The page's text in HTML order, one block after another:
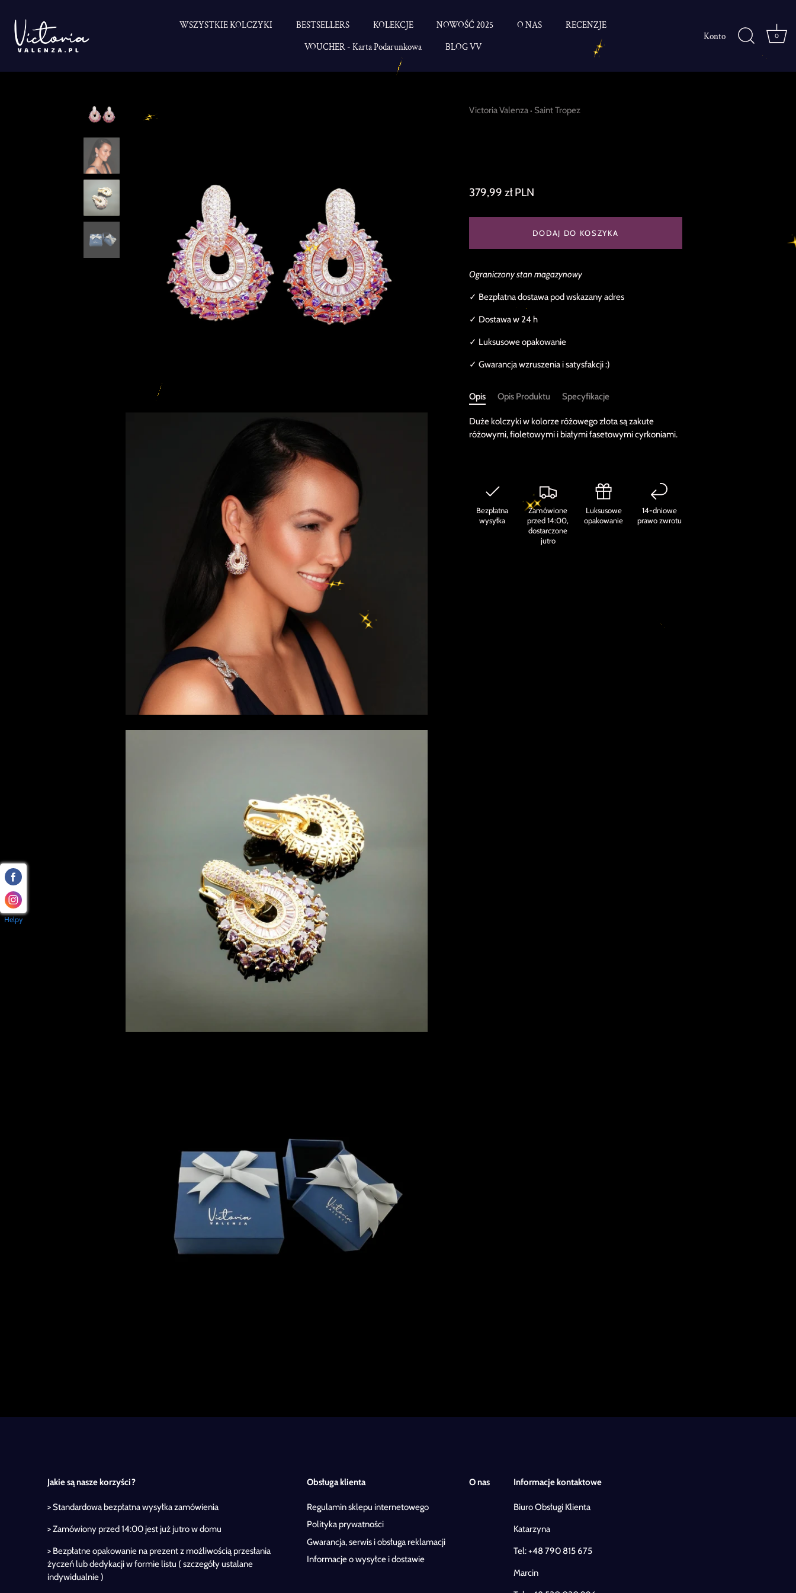
WSZYSTKIE KOLCZYKI BESTSELLERS KOLEKCJE NOWOŚĆ 2025 O NAS
RECENZJE
VOUCHER - Karta Podarunkowa
BLOG VV
Konto 0
Victoria Valenza • Saint Tropez
379,99 zł PLN
DODAJ DO KOSZYKA
Ograniczony stan magazynowy
✓ Bezpłatna dostawa pod wskazany adres
✓ Dostawa w 24 h
✓ Luksusowe opakowanie
✓ Gwarancja wzruszenia i satysfakcji :)
Opis Opis Produktu Specyfikacje
Duże kolczyki w kolorze różowego złota są zakute
różowymi, fioletowymi i białymi fasetowymi cyrkoniami.
Bezpłatna
wysyłka
Zamówione
przed 14:00,
dostarczone
jutro
Luksusowe
opakowanie
14-dniowe
prawo zwrotu
Jakie są nasze korzyści?
> Standardowa bezpłatna wysyłka zamówienia
> Zamówiony przed 14:00 jest już jutro w domu
> Bezpłatne opakowanie na prezent z możliwością przesłania
życzeń lub dedykacji w formie listu ( szczegóły ustalane
indywidualnie )
Obsługa klienta
Regulamin sklepu internetowego
Polityka prywatności
Gwarancja, serwis i obsługa reklamacji
Informacje o wysyłce i dostawie
O nas Informacje kontaktowe
Biuro Obsługi Klienta
Katarzyna
Tel:+48 790 815 675
Marcin
Helpy